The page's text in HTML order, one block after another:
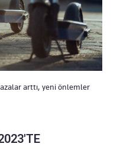
arttı, yeni önlemler